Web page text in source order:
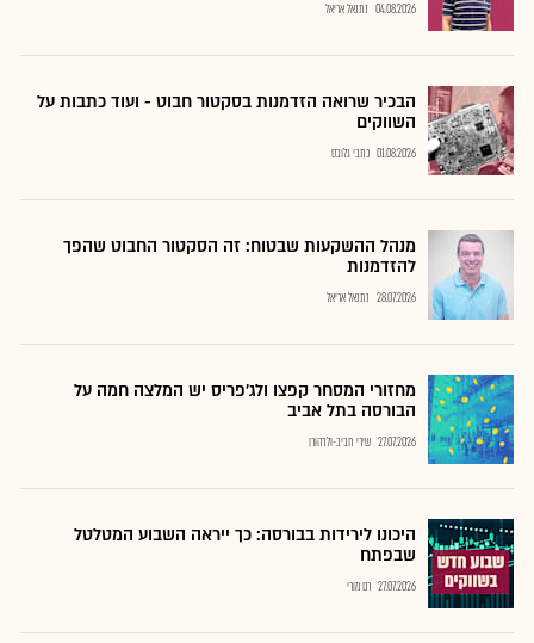
04.08.2026 נתנאל אריאל
הבכיר שרואה הזדמנות בסקטור חבוט - ועוד כתבות על
השווקים
01.08.2026 כתבי גלובס
מנהל ההשקעות שבטוח: זה הסקטור החבוט שהפך
להזדמנות
28.07.2026 נתנאל אריאל
מחזורי המסחר קפצו ולג'פריס יש המלצה חמה על
הבורסה בתל אביב
27.07.2026 שירי חביב-ולדהורן
היכונו לירידות בבורסה: כך ייראה השבוע המטלטל
שבפתח
27.07.2026 רם מורי